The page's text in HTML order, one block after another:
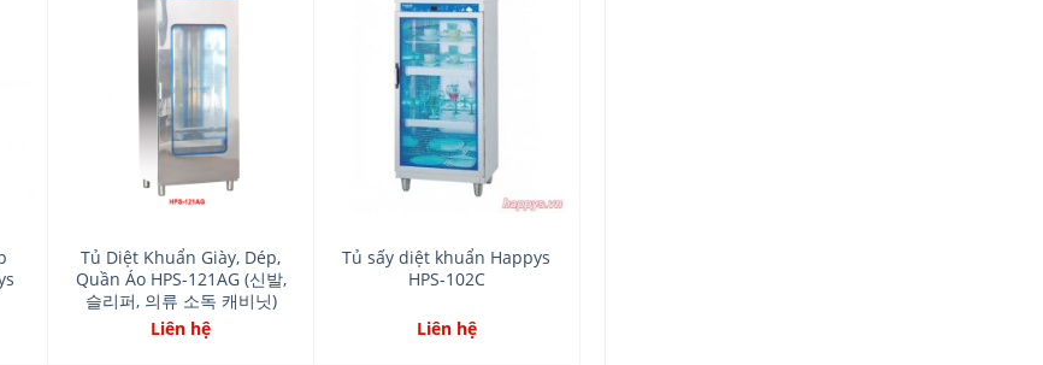
Tủ Diệt Khuẩn Giày, Dép,
Quần Áo HPS-121AG (신발,
슬리퍼, 의류 소독 캐비닛)
Liên hệ
Tủ sấy diệt khuẩn Happys
HPS-102C
Liên hệ